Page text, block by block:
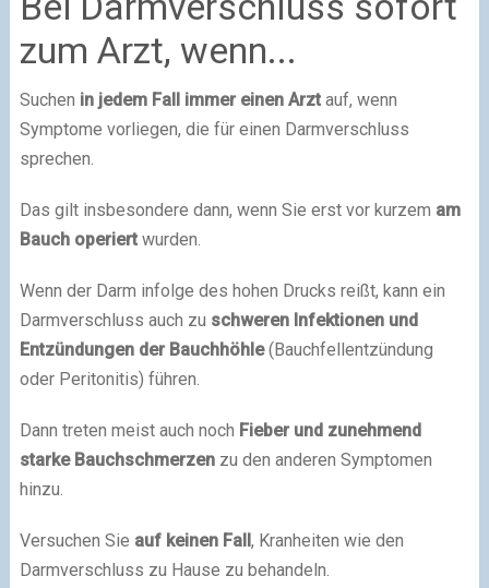
zum Arzt, wenn...
Suchen in jedem Fall immer einen Arztauf, wenn
Symptome vorliegen, die für einen Darmverschluss
sprechen.
Das gilt insbesondere dann, wenn Sie erst vor kurzem am
Bauch operiertwurden.
Wenn der Darm infolge des hohen Drucks reißt, kann ein
Darmverschluss auch zu schweren Infektionen und
Entzündungen der Bauchhöhle(Bauchfellentzündung
oder Peritonitis) führen.
Dann treten meist auch noch Fieber und zunehmend
starke Bauchschmerzenzu den anderen Symptomen
hinzu.
Versuchen Sie auf keinen Fall, Kranheiten wie den
Darmverschluss zu Hause zu behandeln.